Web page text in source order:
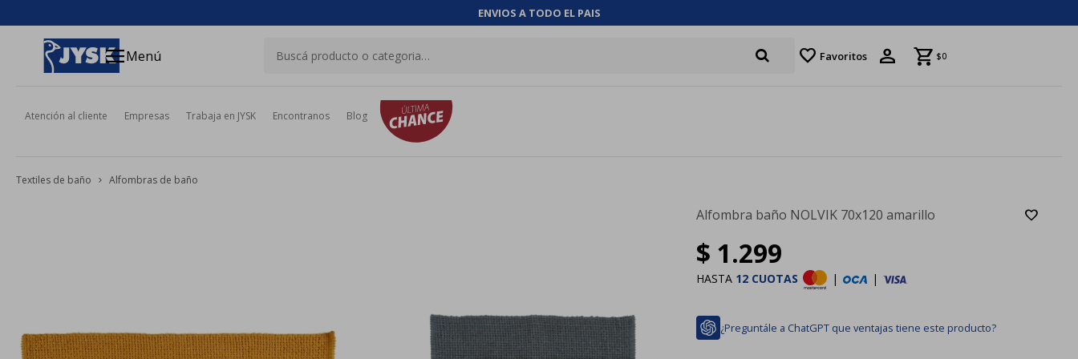
ENVIOS A TODO EL PAIS
menuMenú favorite Favoritos $0
Atención al cliente Empresas Trabaja en JYSK Encontranos Blog
Textiles de baño Alfombras de baño
Alfombra baño NOLVIK 70x120 amarillo
$ 1.299
HASTA 12 CUOTAS | |
¿Preguntále a ChatGPT que ventajas tiene este producto?
close